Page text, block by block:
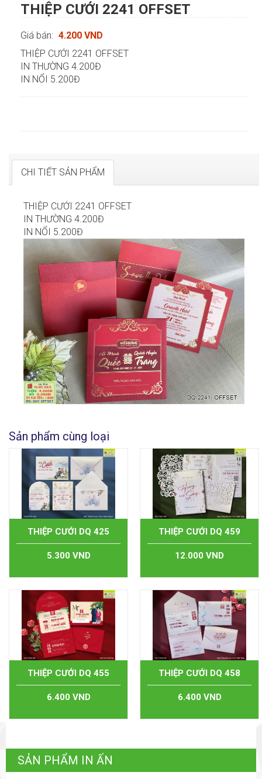
THIỆP CƯỚI 2241 OFFSET
Giá bán: 4.200 VND
THIỆP CƯỚI 2241 OFFSET
IN THƯỜNG 4.200Đ
IN NỔI 5.200Đ
CHI TIẾT SẢN PHẨM
THIỆP CƯỚI 2241 OFFSET
IN THƯỜNG 4.200Đ
IN NỔI 5.200Đ
Sản phẩm cùng loại
THIỆP CƯỚI DQ 425
5.300 VND
THIỆP CƯỚI DQ 459
12.000 VND
THIỆP CƯỚI DQ 455
6.400 VND
THIỆP CƯỚI DQ 458
6.400 VND
SẢN PHẨM IN ẤN